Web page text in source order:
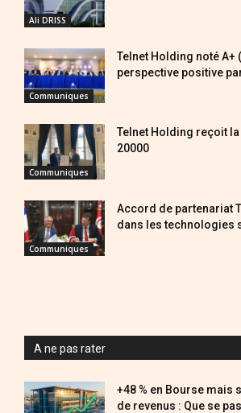
Ali DRISS
Communiques
Telnet Holding noté A+
perspective positive
Communiques
Telnet Holding reçoit
20000
Communiques
Accord de partenariat
dans les technologies
A ne pas rater
+48 % en Bourse mais
de revenus : Que se